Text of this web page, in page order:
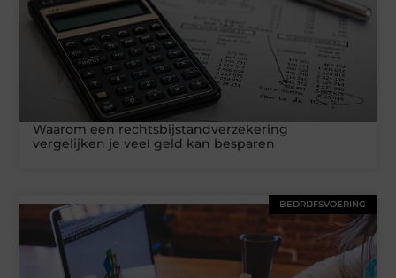
Waarom een rechtsbijstandverzekering
vergelijken je veel geld kan besparen
BEDRIJFSVOERING